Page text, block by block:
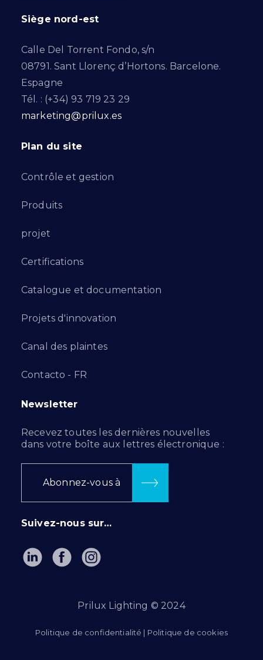
Siège nord-est
Calle Del Torrent Fondo, s/n
08791. Sant Llorenç d’Hortons. Barcelone.
Espagne
Tél. : (+34) 93 719 23 29
marketing@prilux.es
Plan du site
Contrôle et gestion
Produits
projet
Certifications
Catalogue et documentation
Projets d'innovation
Canal des plaintes
Contacto - FR
Newsletter
Recevez toutes les dernières nouvelles
dans votre boîte aux lettres électronique :
Abonnez-vous à
Suivez-nous sur…
Prilux Lighting © 2024
Politique de confidentialité | Politique de cookies